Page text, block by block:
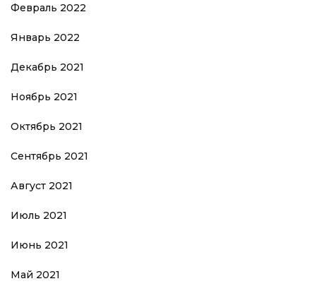
Февраль 2022
Январь 2022
Декабрь 2021
Ноябрь 2021
Октябрь 2021
Сентябрь 2021
Август 2021
Июль 2021
Июнь 2021
Май 2021